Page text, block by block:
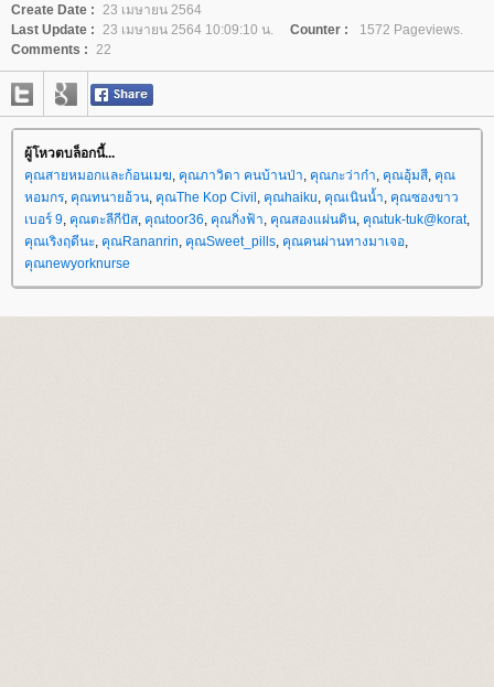
Create Date :
23 เมษายน 2564
Last Update :
23 เมษายน 2564 10:09:10 น. Counter :
1572 Pageviews.
Comments :
22
ผู้โหวตบล็อกนี้...
คุณสายหมอกและก้อนเมฆ คุณภาวิดา คนบ้านป่า คุณกะว่าก๋า คุณอุ้มสี คุณ
หอมกร คุณทนายอ้วน คุณThe Kop Civil คุณhaiku คุณเนินน้ำ คุณซองขาว
เบอร์ 9 คุณตะลีกีปัส คุณtoor36 คุณกิ่งฟ้า คุณสองแผ่นดิน คุณtuk-tuk@korat,
คุณเริงฤดีนะ คุณRananrin คุณSweet_pills คุณคนผ่านทางมาเจอ
คุณnewyorknurse